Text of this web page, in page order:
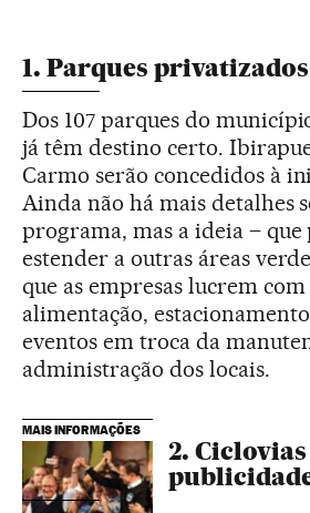
1. Parques privatizados
Dos 107 parques do
já têm destino certo.
Carmo serão concedidos à
Ainda não há mais detalhes
programa, mas a ideia – que
estender a outras áreas
que as empresas lucrem
alimentação,
eventos em troca da
administração dos locais.
MAIS INFORMAÇÕES
2.